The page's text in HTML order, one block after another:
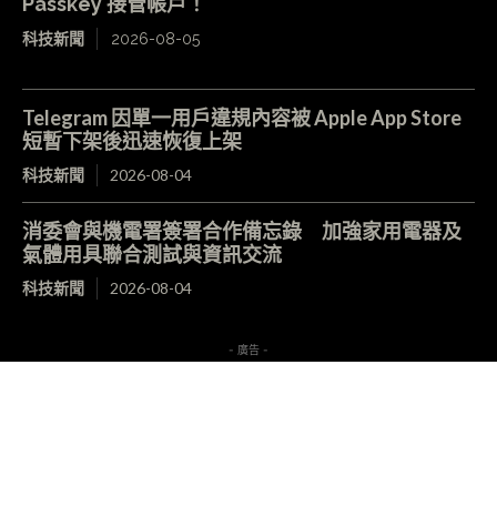
科技新聞 2026-08-05
Telegram 因單一用戶違規內容被 Apple App Store
短暫下架後迅速恢復上架
科技新聞 2026-08-04
消委會與機電署簽署合作備忘錄 加強家用電器及
氣體用具聯合測試與資訊交流
科技新聞 2026-08-04
- 廣告 -